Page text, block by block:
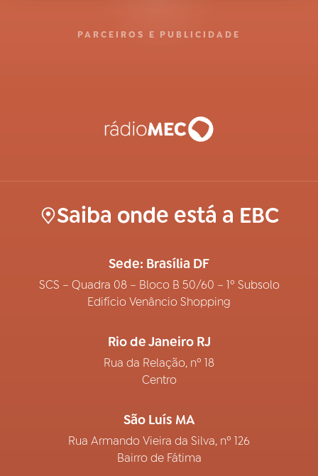
PARCEIROS E PUBLICIDADE
Saiba onde está a EBC
Sede: Brasília DF
SCS – Quadra 08 – Bloco B 50/60 – 1º Subsolo
Edifício Venâncio Shopping
Rio de Janeiro RJ
Rua da Relação, nº 18
Centro
São Luís MA
Rua Armando Vieira da Silva, nº 126
Bairro de Fátima